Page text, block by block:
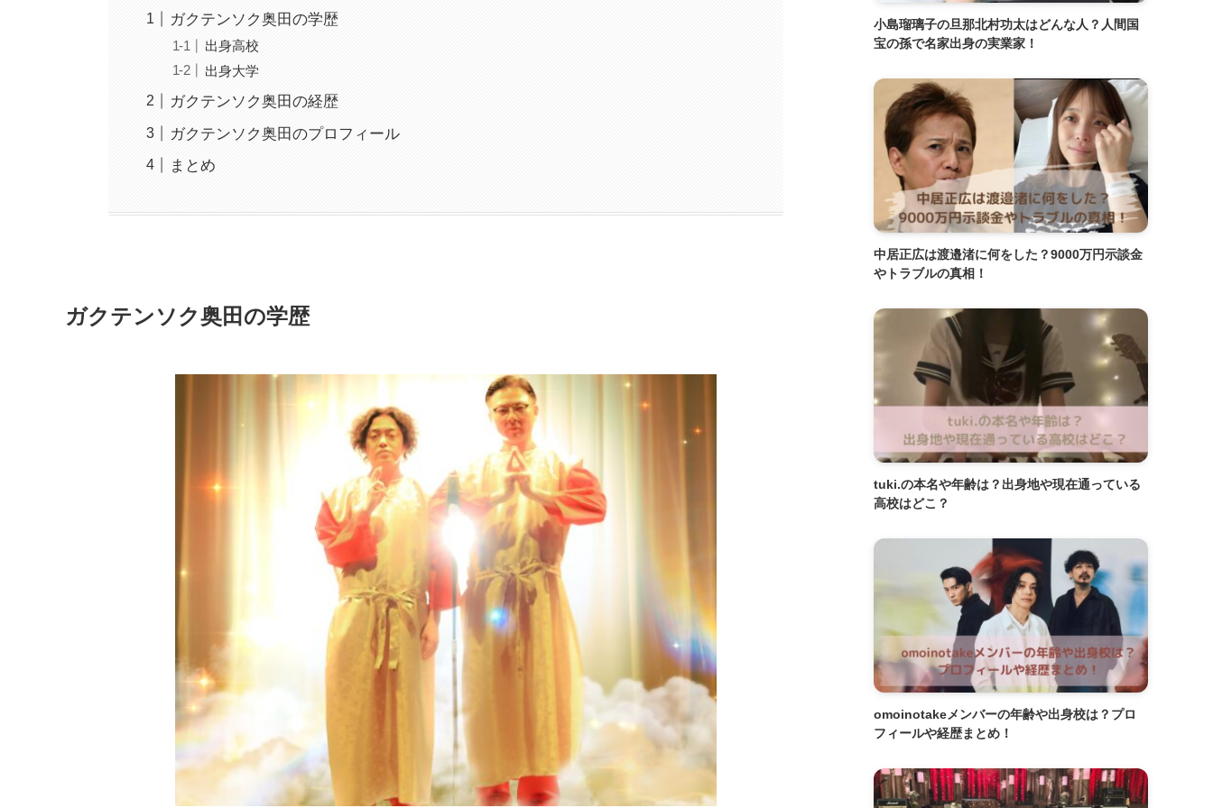
ガクテンソク奥田の学歴
出身高校
出身大学
ガクテンソク奥田の経歴
ガクテンソク奥田のプロフィール
まとめ
ガクテンソク奥田の学歴
小島瑠璃子の旦那北村功太はどんな人？人間国
宝の孫で名家出身の実業家！
中居正広は渡邉渚に何をした？9000万円示談金
やトラブルの真相！
tuki.の本名や年齢は？出身地や現在通っている
高校はどこ？
omoinotakeメンバーの年齢や出身校は？プロ
フィールや経歴まとめ！